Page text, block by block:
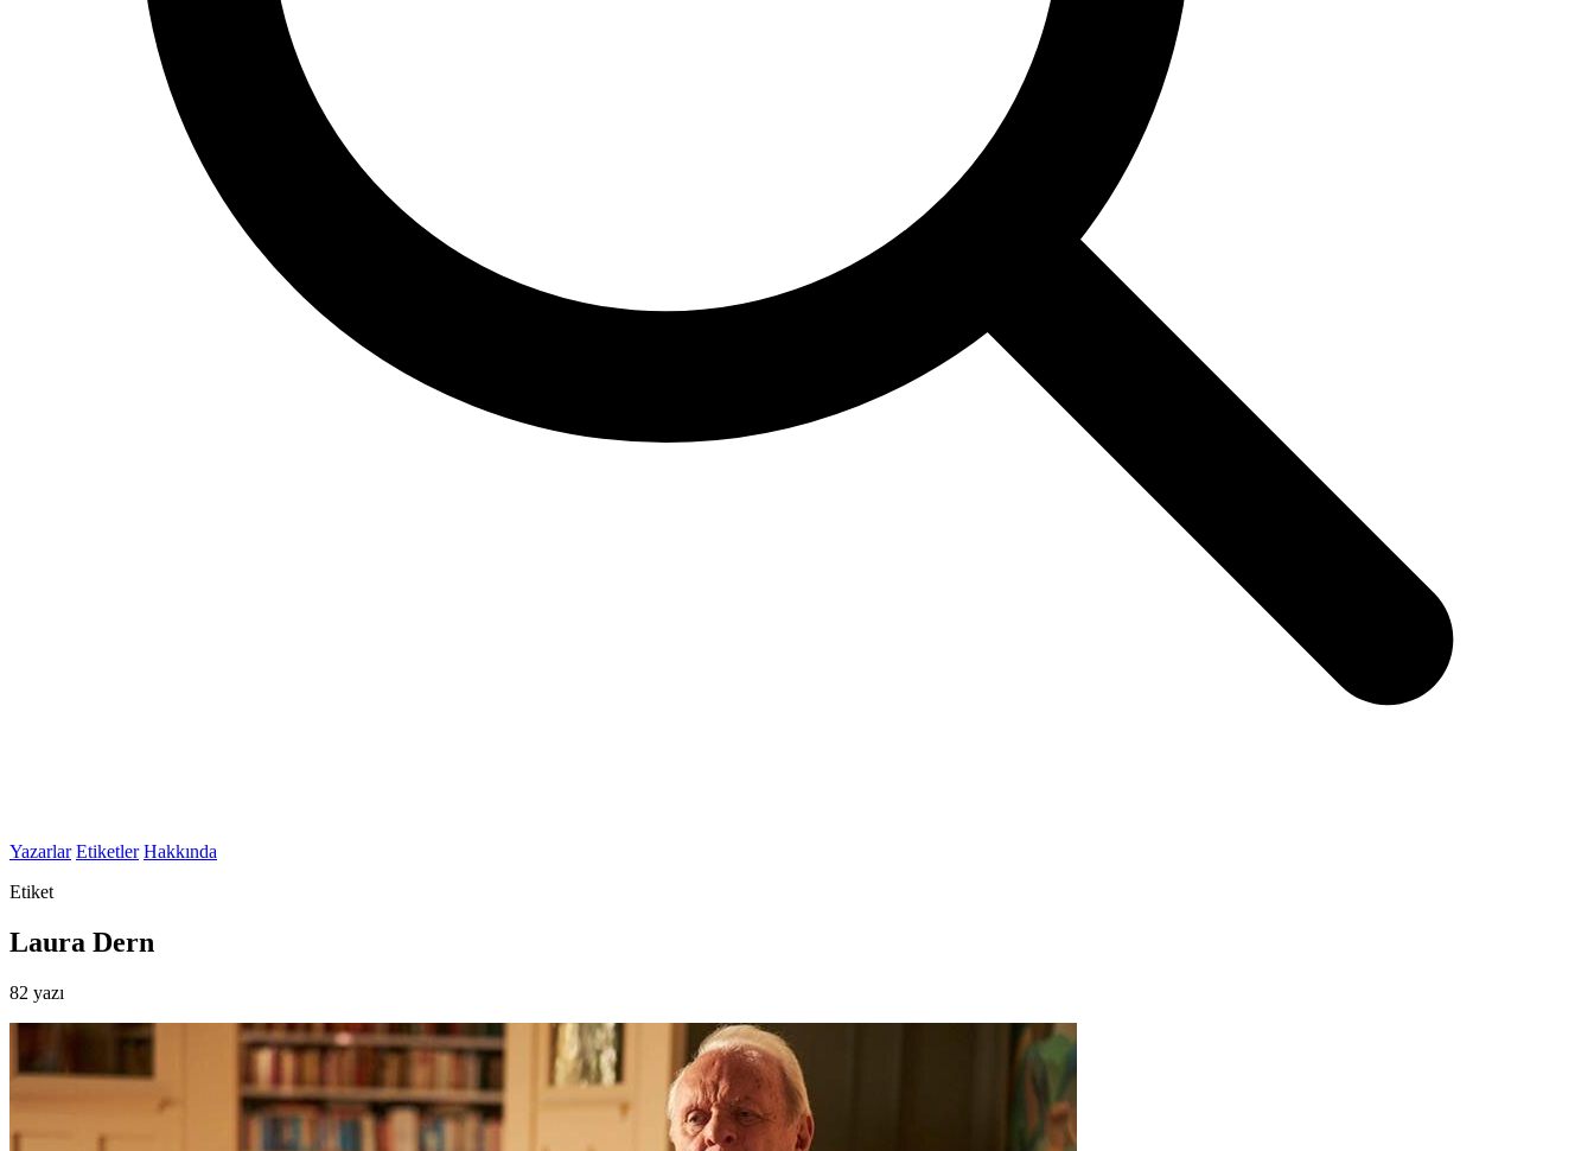
Yazarlar Etiketler Hakkında
Etiket
Laura Dern
82 yazı